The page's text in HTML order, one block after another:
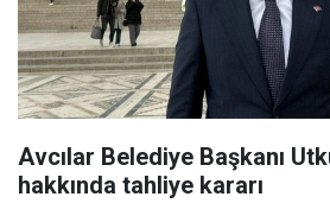
Avcılar Belediye Başkanı
hakkında tahliye kararı